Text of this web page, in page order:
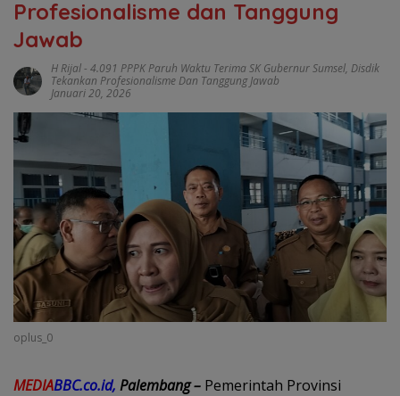
Profesionalisme dan Tanggung
Jawab
H Rijal- 4.091 PPPK Paruh Waktu Terima SK Gubernur Sumsel, Disdik
Tekankan Profesionalisme Dan Tanggung Jawab
Januari 20, 2026
oplus_0
MEDIABBC.co.id, Palembang – Pemerintah Provinsi